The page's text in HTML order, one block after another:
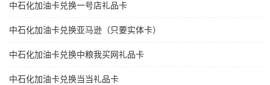
中石化加油卡兑换一号店礼品卡
中石化加油卡兑换亚马逊（只要实体卡）
中石化加油卡兑换中粮我买网礼品卡
中石化加油卡兑换当当礼品卡